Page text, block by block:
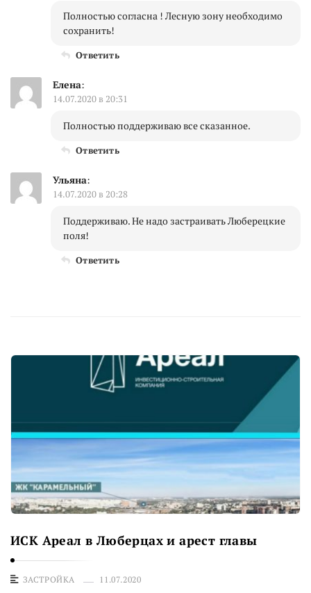
Полностью согласна ! Лесную зону необходимо
сохранить!
Ответить
Елена:
14.07.2020 в 20:31
Полностью поддерживаю все сказанное.
Ответить
Ульяна:
14.07.2020 в 20:28
Поддерживаю. Не надо застраивать Люберецкие
поля!
Ответить
ИСК Ареал в Люберцах и арест главы
ЗАСТРОЙКА 11.07.2020